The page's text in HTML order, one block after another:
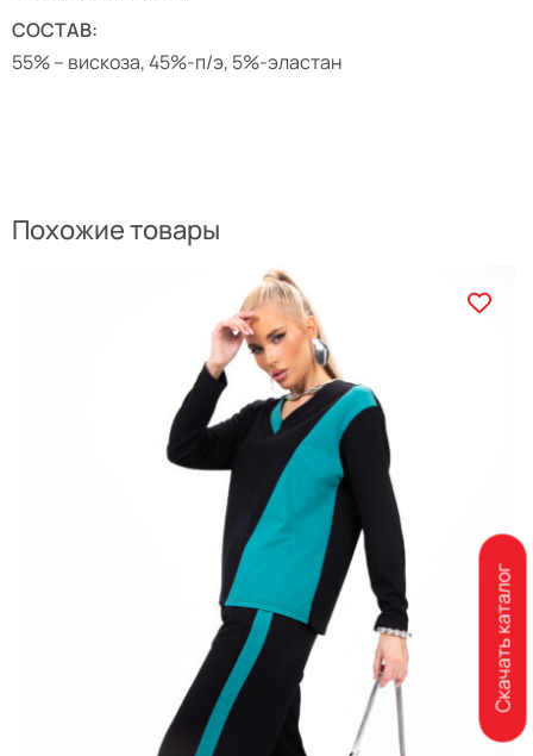
СОСТАВ:
55% – вискоза, 45%-п/э, 5%-эластан
Похожие товары
Скачать каталог